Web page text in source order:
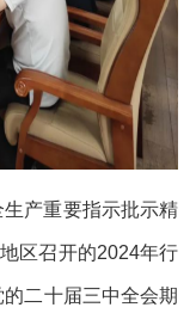
产重要指示批示精
区召开的2024年行
二十届三中全会期